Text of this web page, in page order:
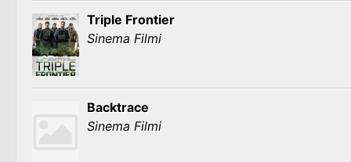
Triple Frontier
Sinema Filmi
Backtrace
Sinema Filmi